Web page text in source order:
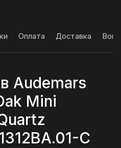
Оплата Доставка
Audemars
Mini
C